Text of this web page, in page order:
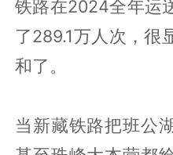
铁路在2024全年运
了289.1万人次，很
和了。
当新藏铁路把班公